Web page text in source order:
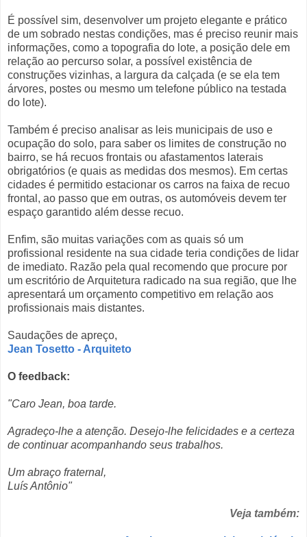
É possível sim, desenvolver um projeto elegante e prático
de um sobrado nestas condições, mas é preciso reunir mais
informações, como a topografia do lote, a posição dele em
relação ao percurso solar, a possível existência de
construções vizinhas, a largura da calçada (e se ela tem
árvores, postes ou mesmo um telefone público na testada
do lote).
Também é preciso analisar as leis municipais de uso e
ocupação do solo, para saber os limites de construção no
bairro, se há recuos frontais ou afastamentos laterais
obrigatórios (e quais as medidas dos mesmos). Em certas
cidades é permitido estacionar os carros na faixa de recuo
frontal, ao passo que em outras, os automóveis devem ter
espaço garantido além desse recuo.
Enfim, são muitas variações com as quais só um
profissional residente na sua cidade teria condições de lidar
de imediato. Razão pela qual recomendo que procure por
um escritório de Arquitetura radicado na sua região, que lhe
apresentará um orçamento competitivo em relação aos
profissionais mais distantes.
Saudações de apreço,
Jean Tosetto - Arquiteto
O feedback:
"Caro Jean, boa tarde.
Agradeço-lhe a atenção. Desejo-lhe felicidades e a certeza
de continuar acompanhando seus trabalhos.
Um abraço fraternal,
Luís Antônio"
Veja também: